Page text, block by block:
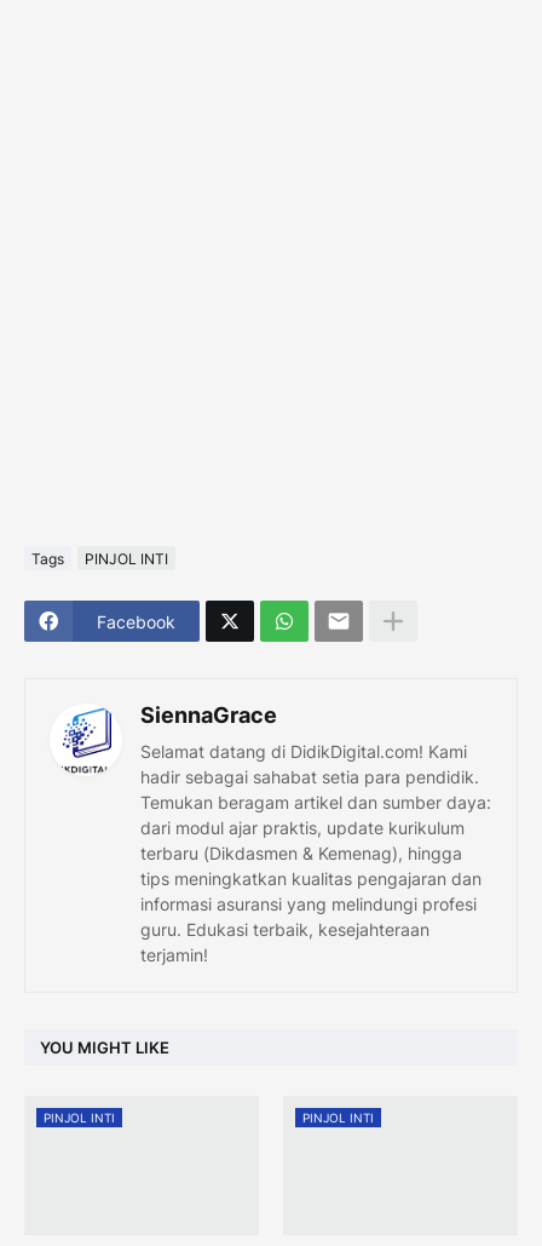
Tags PINJOL INTI
Facebook
SiennaGrace
Selamat datang di DidikDigital.com! Kami
hadir sebagai sahabat setia para pendidik.
Temukan beragam artikel dan sumber daya:
dari modul ajar praktis, update kurikulum
terbaru (Dikdasmen & Kemenag), hingga
tips meningkatkan kualitas pengajaran dan
informasi asuransi yang melindungi profesi
guru. Edukasi terbaik, kesejahteraan
terjamin!
YOU MIGHT LIKE
PINJOL INTI PINJOL INTI